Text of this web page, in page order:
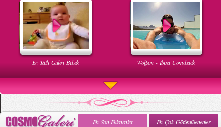
En Tatlı Gülen Bebek Wolfson - Ibiza Comeback
En Son Eklenenler En Çok Görüntülenenler